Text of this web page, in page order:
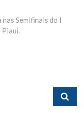
Semifinais do I
Piaui.